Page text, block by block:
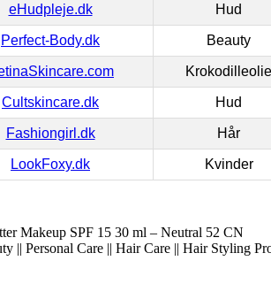
eHudpleje.dk Hud
Perfect-Body.dk Beauty
Krokodilleolie
Cultskincare.dk Hud
Fashiongirl.dk Hår
LookFoxy.dk Kvinder
Makeup SPF 15 30 ml – Neutral 52 CN
|| Personal Care || Hair Care || Hair Styling